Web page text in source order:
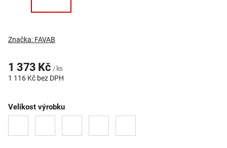
Značka: FAVAB
1 373 Kč / ks
1 116 Kč bez DPH
Velikost výrobku